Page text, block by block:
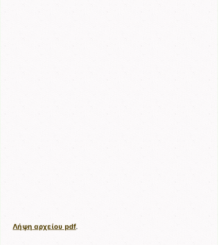
Λήψη αρχείου pdf.